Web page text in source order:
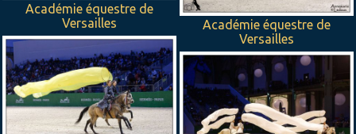
Académie équestre de
Versailles
Académie équestre de
Versailles